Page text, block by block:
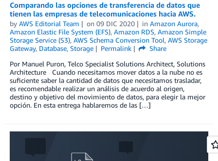
Comparando las opciones de transferencia de datos que
tienen las empresas de telecomunicaciones hacia AWS.
by AWS Editorial Team on 09 DIC 2020 in Amazon Aurora,
Amazon Elastic File System (EFS), Amazon RDS, Amazon Simple
Storage Service (S3), AWS Schema Conversion Tool, AWS Storage
Gateway, Database, Storage Permalink
Share
Por Manuel Puron, Telco Specialist Solutions Architect, Solutions
Architecture Cuando necesitamos mover datos a la nube no es
suficiente saber la cantidad de datos que necesitamos trasladar,
es recomendable realizar un análisis de acuerdo al origen,
destino y objetivo del movimiento de datos, para elegir la mejor
opción. En esta entrega hablaremos de las […]